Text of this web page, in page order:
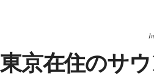
In
東京在住のサ